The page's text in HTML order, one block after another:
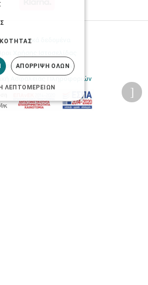
Προσωπικά δεδομένα
Ασφάλεια συναλλαγών
Ασφάλειας Πληροφοριών
ΑΠΌΡΡΙΨΗ ΌΛΩΝ
ΛΕΠΤΟΜΕΡΕΙΏΝ